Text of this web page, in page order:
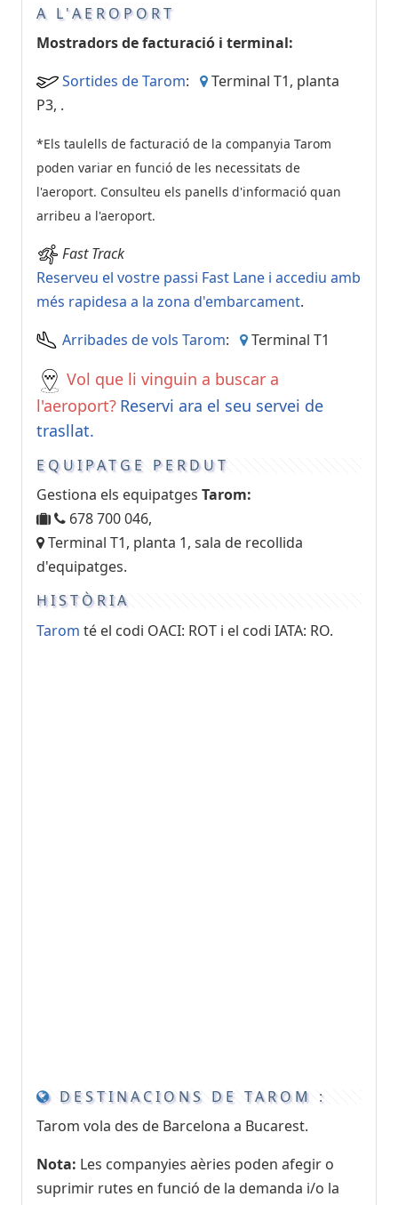
A L'AEROPORT
Mostradors de facturació i terminal:
Sortides de Tarom:
Terminal T1, planta
P3, .
*Els taulells de facturació de la companyia Tarom
poden variar en funció de les necessitats de
l'aeroport. Consulteu els panells d'informació quan
arribeu a l'aeroport.
Fast Track
Reserveu el vostre passi Fast Lane i accediu amb
més rapidesa a la zona d'embarcament.
Arribades de vols Tarom: Terminal T1
Vol que li vinguin a buscar a
l'aeroport? Reservi ara el seu servei de
trasllat.
EQUIPATGE PERDUT
Gestiona els equipatges Tarom:
678 700 046,
Terminal T1, planta 1, sala de recollida
d'equipatges.
HISTÒRIA
Tarom té el codi OACI: ROT i el codi IATA: RO.
DESTINACIONS DE TAROM :
Tarom vola des de Barcelona a Bucarest.
Nota: Les companyies aèries poden afegir o
suprimir rutes en funció de la demanda i/o la